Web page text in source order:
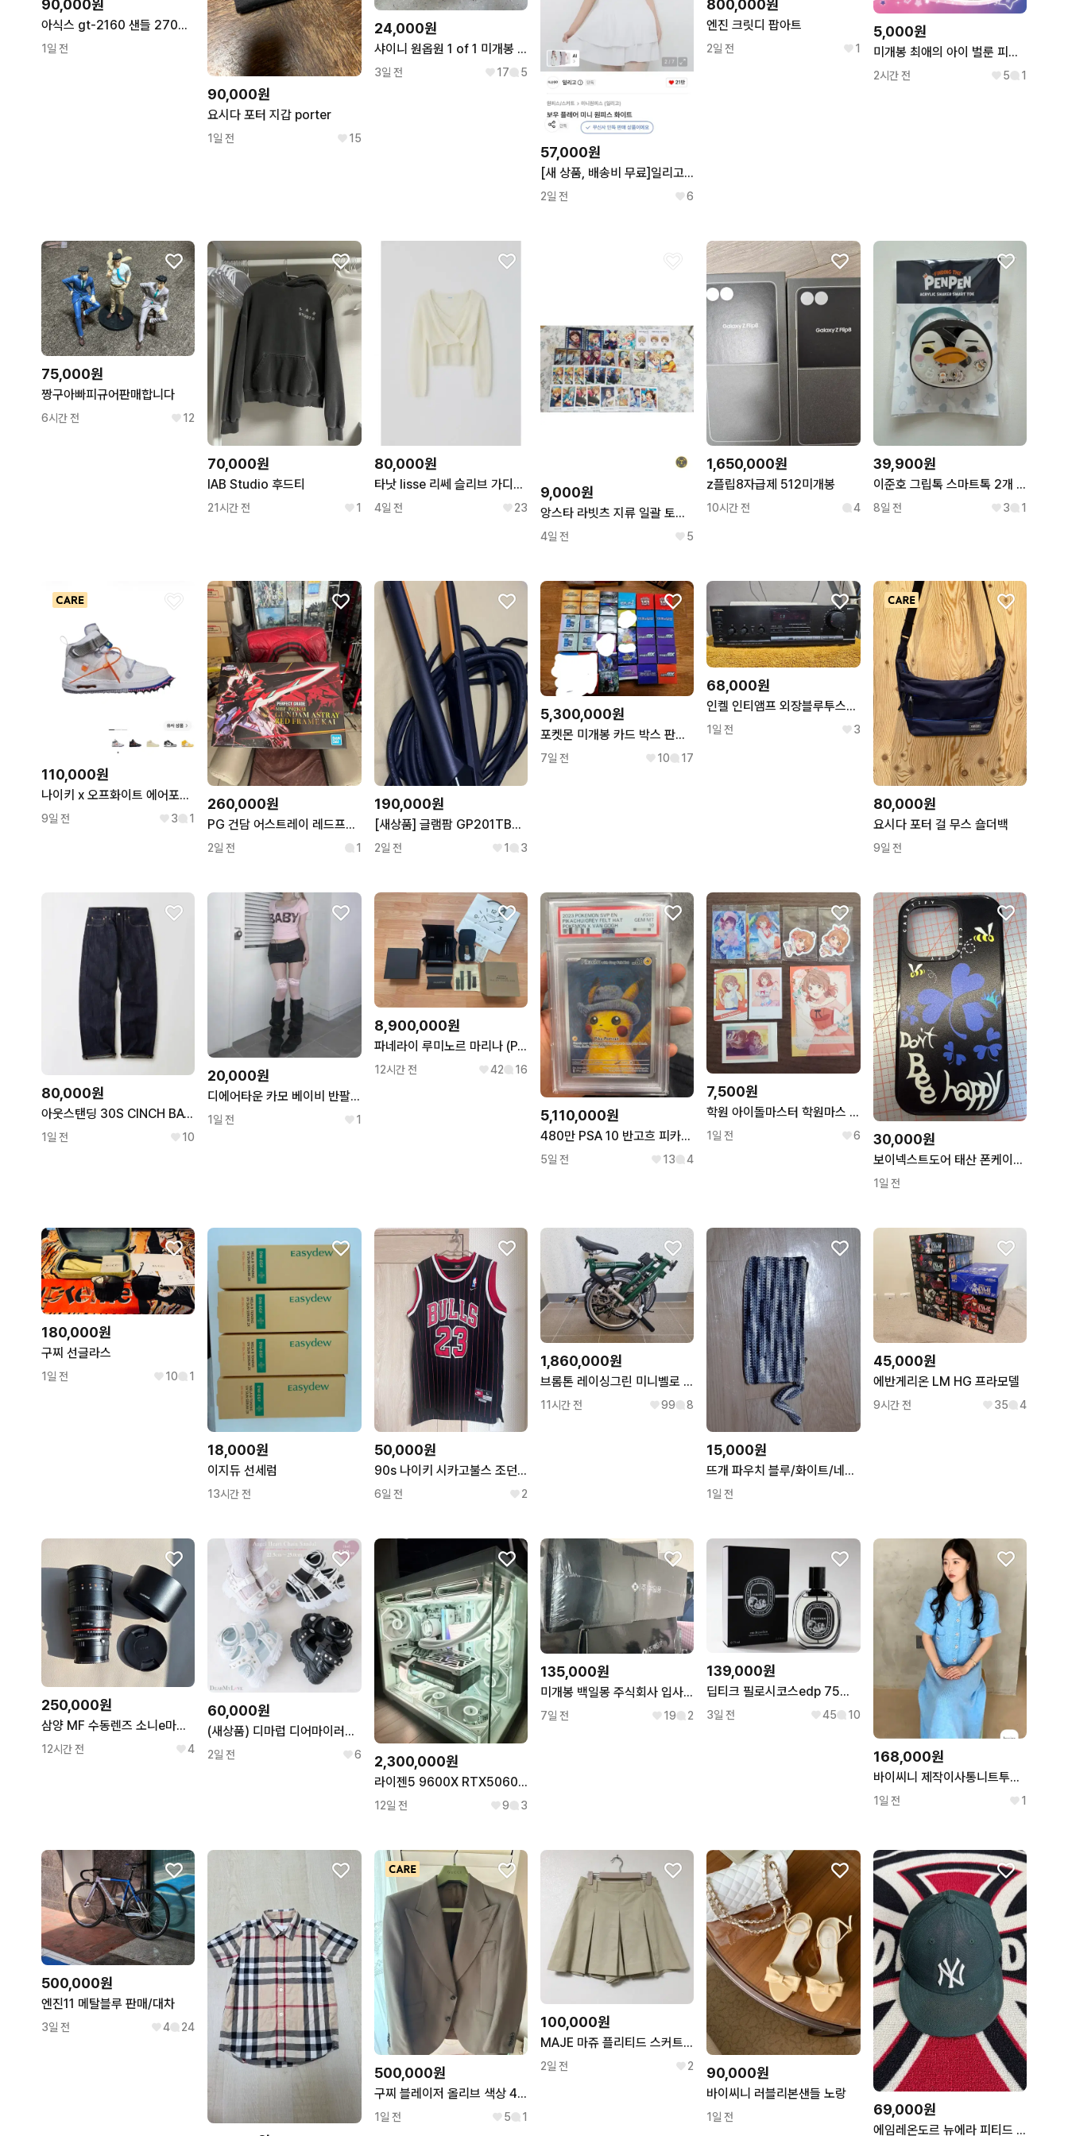
90,000원
아식스 gt-2160 샌들 270사이즈
1일 전
90,000원
요시다 포터 지갑 porter
1일 전 15
24,000원
샤이니 원옵원 1 of 1 미개봉 앨범
3일 전 17 5
57,000원
[새 상품, 배송비 무료]일리고 원피스
2일 전 6
800,000원
엔진 크릿디 팝아트
2일 전 1
5,000원
미개봉 최애의 아이 벌룬 피규어 가챠 루비
2시간 전 5 1
75,000원
짱구아빠피규어판매합니다
6시간 전 12
70,000원
IAB Studio 후드티
21시간 전 1
80,000원
타낫 lisse 리쎄 슬리브 가디건 셋업
4일 전 23
9,000원
앙스타 라빗츠 지류 일괄 토모야 나즈나 미츠루 하지메 파샷츠 파샤 과금
4일 전 5
1,650,000원
z플립8자급제 512미개봉
10시간 전 4
39,900원
이준호 그립톡 스마트톡 2개 일괄
8일 전 3 1
110,000원
나이키 x 오프화이트 에어포스 1 미드 SP 화이트/그레이 275
9일 전 3 1
260,000원
PG 건담 어스트레이 레드프레임 카이 신품 판매
2일 전 1
190,000원
[새상품] 글램팜 GP201TBK 고데기
2일 전 1 3
5,300,000원
포켓몬 미개봉 카드 박스 판매 합니다.(가격 수정)
7일 전 10 17
68,000원
인켈 인티앰프 외장블루투스수신기 포함
1일 전 3
80,000원
요시다 포터 걸 무스 숄더백
9일 전
80,000원
아웃스탠딩 30S CINCH BACK SELVEDGE WIDE PANTS
1일 전 10
20,000원
디에어타운 카모 베이비 반팔 핑크 baby 에이블리 무신사 meego
1일 전 1
8,900,000원
파네라이 루미노르 마리나 (PAM01314) 판매합니다.
12시간 전 42 16
5,110,000원
480만 PSA 10 반고흐 피카츄 포켓몬카드 고흐츄 팝니다
5일 전 13 4
7,500원
학원 아이돌마스터 학원마스 가쿠마스 하나미 우메
1일 전 6 30,000원
보이넥스트도어 태산 폰케이스 케이스티파이 맥세이프 아이폰 14pro
1일 전
180,000원
구찌 선글라스
1일 전 10 1
18,000원
이지듀 선세럼
13시간 전
50,000원
90s 나이키 시카고불스 조던 농구 유니폼 져지 nba 올드스쿨
6일 전 2
1,860,000원
브롬톤 레이싱그린 미니벨로 자전거 팝니다
11시간 전 99 8
15,000원
뜨개 파우치 블루/화이트/네이비
1일 전
45,000원
에반게리온 LM HG 프라모델
9시간 전 35 4
250,000원
삼양 MF 수동렌즈 소니e마운트 135mm 판매합니다.
12시간 전 4
60,000원
(새상품) 디마럽 디어마이러브 엔젤 하트 샌들 230
2일 전 6 2,300,000원
라이젠5 9600X RTX5060TI 컴퓨터 팝니다
12일 전 9 3
135,000원
미개봉 백일몽 주식회사 입사키트
7일 전 19 2
139,000원
딥티크 필로시코스edp 75ml 미사용 새상품
3일 전 45 10
168,000원
바이씨니 제작이사통니트투피스 소라
1일 전 1
500,000원
엔진11 메탈블루 판매/대차
3일 전 4 24
500,000원
구찌 블레이저 올리브 색상 48사이즈
1일 전 5 1
100,000원
MAJE 마쥬 플리티드 스커트 팬츠 61
2일 전 2 90,000원
바이씨니 러블리본샌들 노랑
1일 전 69,000원
에임레온도르 뉴에라 피티드 햇 캡 7 1/8 다크 그린